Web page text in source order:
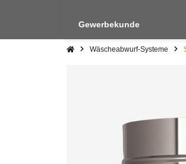
Gewerbekunde
Wäscheabwurf-Systeme